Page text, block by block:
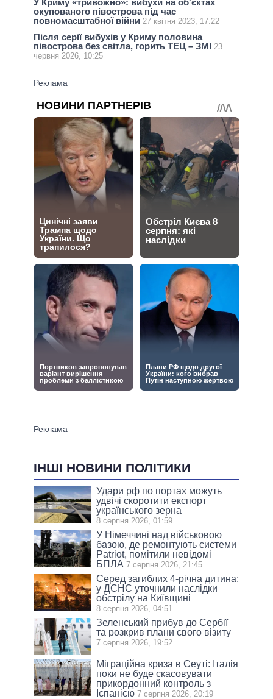
У Криму «тривожно»: вибухи на об'єктах
окупованого півострова під час
повномасштабної війни 27 квітня 2023, 17:22
Після серії вибухів у Криму половина
півострова без світла, горить ТЕЦ – ЗМІ 23
червня 2026, 10:25
ІНШІ НОВИНИ ПОЛІТИКИ
Удари рф по портах можуть
удвічі скоротити експорт
українського зерна
8 серпня 2026, 01:59
У Німеччині над військовою
базою, де ремонтують системи
Patriot, помітили невідомі
БПЛА 7 серпня 2026, 21:45
Серед загиблих 4-річна дитина:
у ДСНС уточнили наслідки
обстрілу на Київщині
8 серпня 2026, 04:51
Зеленський прибув до Сербії
та розкрив плани свого візиту
7 серпня 2026, 19:52
Міграційна криза в Сеуті: Італія
поки не буде скасовувати
прикордонний контроль з
Іспанією 7 серпня 2026, 20:19